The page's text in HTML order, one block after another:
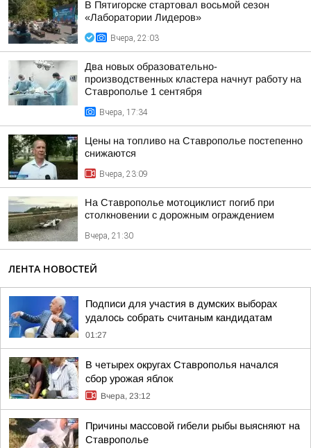
В Пятигорске стартовал восьмой сезон
«Лаборатории Лидеров»
Вчера, 22:03
Два новых образовательно-
производственных кластера начнут работу на
Ставрополье 1 сентября
Вчера, 17:34
Цены на топливо на Ставрополье постепенно
снижаются
Вчера, 23:09
На Ставрополье мотоциклист погиб при
столкновении с дорожным ограждением
Вчера, 21:30
ЛЕНТА НОВОСТЕЙ
Подписи для участия в думских выборах
удалось собрать считаным кандидатам
01:27
В четырех округах Ставрополья начался
сбор урожая яблок
Вчера, 23:12
Причины массовой гибели рыбы выясняют на
Ставрополье